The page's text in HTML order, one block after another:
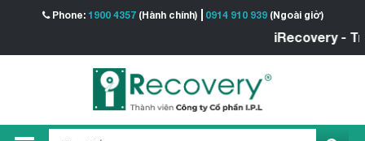
Phone: 1900 4357(Hành chính) 0914 910 939(Ngoài giờ)
iRecovery - Trung